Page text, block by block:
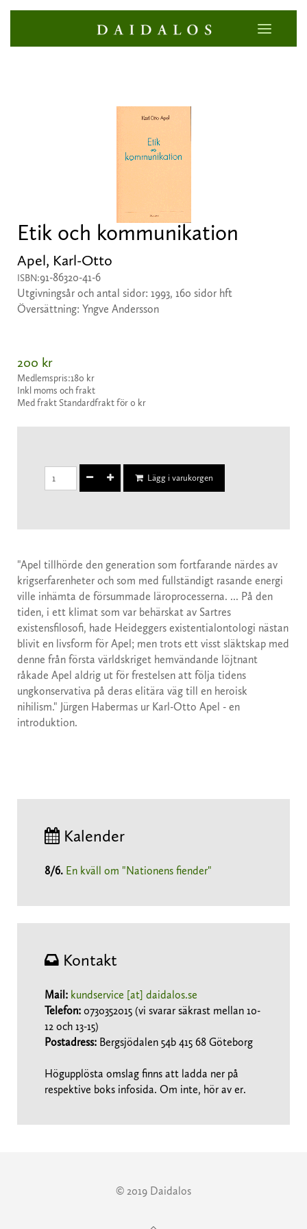
Etik och kommunikation
Apel, Karl-Otto
ISBN:91-86320-41-6
Utgivningsår och antal sidor: 1993, 160 sidor hft
Översättning: Yngve Andersson
200 kr
Medlemspris:180 kr
Inkl moms och frakt
Med frakt Standardfrakt för 0 kr
Lägg i varukorgen
"Apel tillhörde den generation som fortfarande närdes av
krigserfarenheter och som med fullständigt rasande energi
ville inhämta de försummade läroprocesserna. ... På den
tiden, i ett klimat som var behärskat av Sartres
existensfilosofi, hade Heideggers existentialontologi nästan
blivit en livsform för Apel; men trots ett visst släktskap med
denne från första världskriget hemvändande löjtnant
råkade Apel aldrig ut för frestelsen att följa tidens
ungkonservativa på deras elitära väg till en heroisk
nihilism." Jürgen Habermas ur Karl-Otto Apel - en
introduktion.
Kalender
8/6. En kväll om "Nationens fiender"
Kontakt
Mail: kundservice [at] daidalos.se
Telefon: 0730352015 (vi svarar säkrast mellan 10-
12 och 13-15)
Postadress: Bergsjödalen 54b 415 68 Göteborg
Högupplösta omslag finns att ladda ner på
respektive boks infosida. Om inte, hör av er.
© 2019 Daidalos